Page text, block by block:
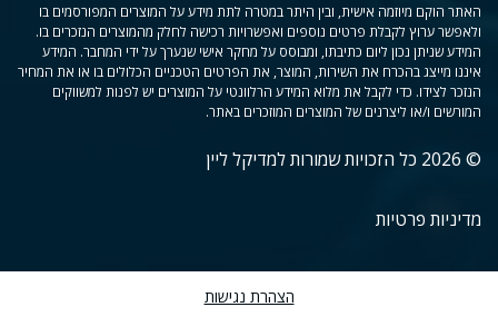
האתר הוקם מיוזמה אישית, ובין היתר במטרה לתת מידע על המוצרים המפורסמים בו
ולאפשר ערוץ לקבלת פרטים נוספים ואפשרויות רכישה לחלק מהמוצרים הנזכרים בו.
המידע שניתן נכון ליום כתיבתו, ומבוסס על מחקר אישי שנערך על ידי המחבר. המידע
איננו מייצג בהכרח את השירות, המוצר, את הפרטים הטכניים הכלולים בו או את המחיר
הנזכר לצידו. כדי לקבל את מלוא המידע הרלוונטי על המוצרים יש לפנות למשווקים
המורשים ו/או ליצרנים של המוצרים המוזכרים באתר.
© 2026 כל הזכויות שמורות למדיקל ליין
מדיניות פרטיות
הצהרת נגישות